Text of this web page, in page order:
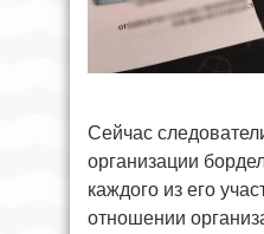
Сейчас
организации
каждого из его
отношении